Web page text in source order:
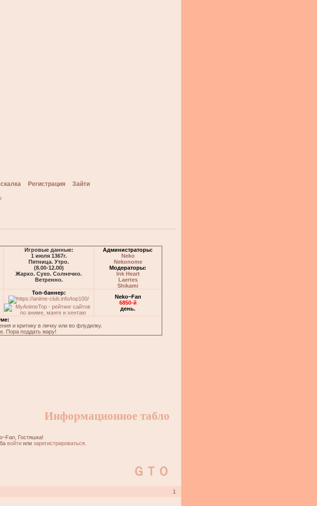
Регистрация Зайти
Игровые данные:
1 июля 1367г.
Пятница. Утро.
(8.00-12.00)
Жарко. Сухо. Солнечно.
Ветренно.
Администраторы:
Neko
Nekonome
Модераторы:
Ink Heart
Laertes
Shikami
Топ-баннер:
Neko~Fan
6850-й
день.
и критику в личку или во флудилку.
Пора поддать жару!
Информационное табло
Гостяшка!
войти или зарегистрироваться
ＧＴＯ
1